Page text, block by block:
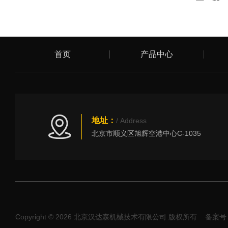
首页 产品中心
地址： / Address
北京市顺义区旭辉空港中心C-1035
Copyright © 2026 北京汉达森机械技术有限公司 版权所有 备案